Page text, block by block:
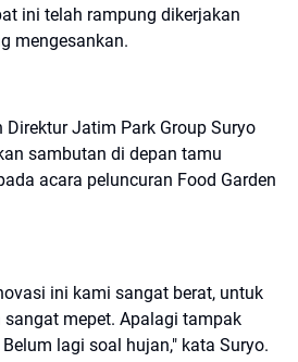
ini telah rampung dikerjakan
mengesankan.
Jatim Park Group Suryo
sambutan di depan tamu
acara peluncuran Food Garden
ini kami sangat berat, untuk
mepet. Apalagi tampak
lagi soal hujan," kata Suryo.